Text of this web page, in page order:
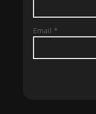
Email *